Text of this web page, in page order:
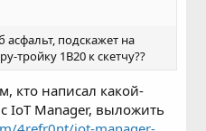
подскажет на
тройку 1В20 к скетчу??
кто написал какой-
IoT Manager, выложить